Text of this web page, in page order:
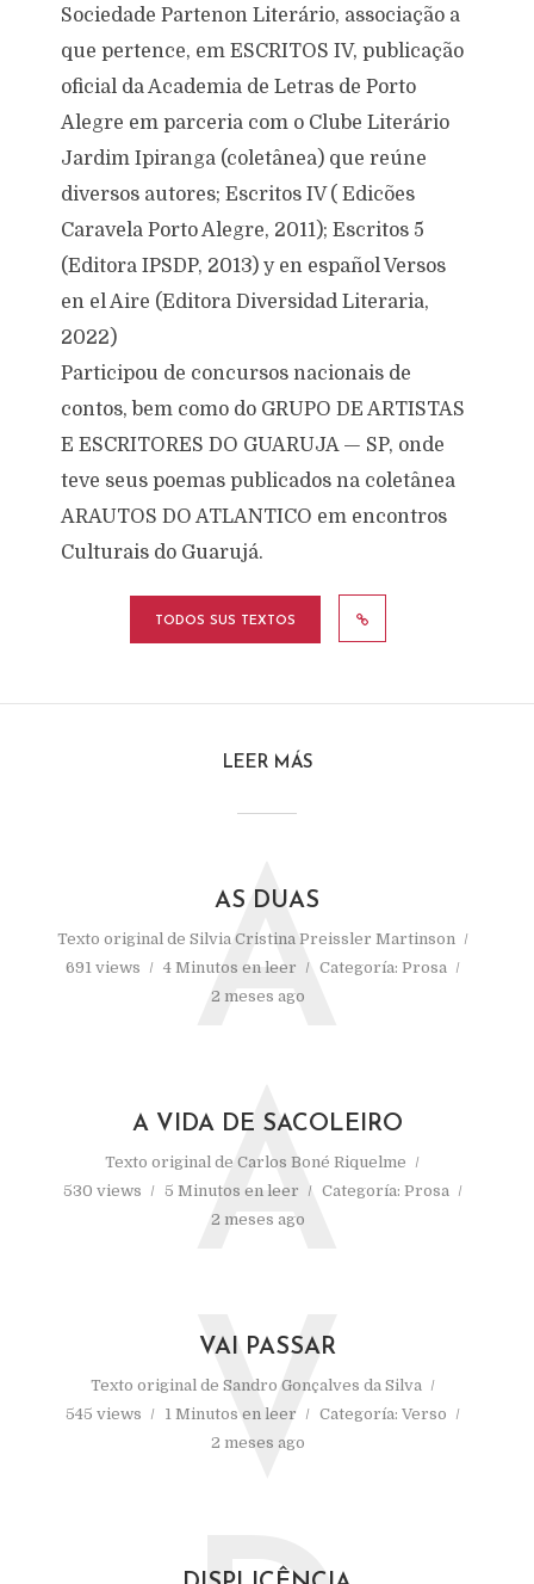
Sociedade Partenon Literário, associação a
que pertence, em ESCRITOS IV, publicação
oficial da Academia de Letras de Porto
Alegre em parceria com o Clube Literário
Jardim Ipiranga (coletânea) que reúne
diversos autores; Escritos IV ( Edicões
Caravela Porto Alegre, 2011); Escritos 5
(Editora IPSDP, 2013) y en español Versos
en el Aire (Editora Diversidad Literaria,
2022)
Participou de concursos nacionais de
contos, bem como do GRUPO DE ARTISTAS
E ESCRITORES DO GUARUJA — SP, onde
teve seus poemas publicados na coletânea
ARAUTOS DO ATLANTICO em encontros
Culturais do Guarujá.
TODOS SUS TEXTOS
LEER MÁS
AS DUAS
Texto original de Silvia Cristina Preissler Martinson
691 views
4 Minutos en leer Categoría: Prosa
2 meses ago
A
A VIDA DE SACOLEIRO
Texto original de Carlos Boné Riquelme
530 views
5 Minutos en leer Categoría: Prosa
2 meses ago
A
VAI PASSAR
Texto original de Sandro Gonçalves da Silva
545 views
1 Minutos en leer Categoría: Verso
2 meses ago
V